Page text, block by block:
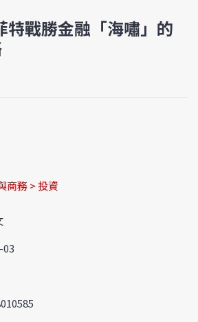
特戰勝金融「海嘯」的
商務 > 投資
03